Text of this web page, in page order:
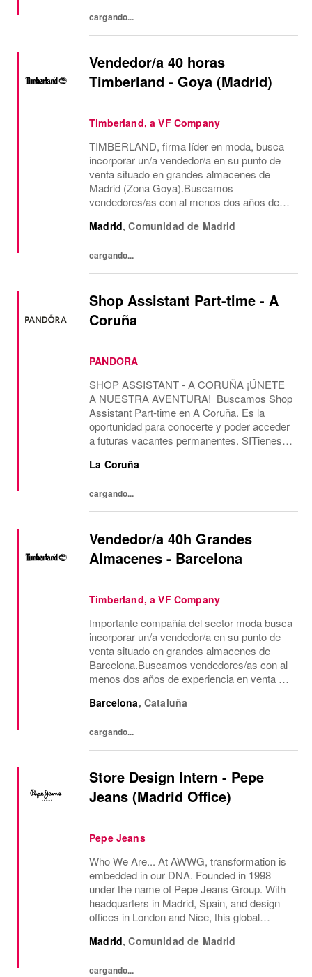
cargando...
Vendedor/a 40 horas
Timberland - Goya (Madrid)
Timberland, a VF Company
TIMBERLAND, firma líder en moda, busca
incorporar un/a vendedor/a en su punto de
venta situado en grandes almacenes de
Madrid (Zona Goya).Buscamos
vendedores/as con al menos dos años de
de objetivos comerciales, recepción de
Madrid,Comunidad de Madrid
cargando...
Shop Assistant Part-time - A
Coruña
PANDORA
SHOP ASSISTANT - A CORUÑA ¡ÚNETE
A NUESTRA AVENTURA! Buscamos Shop
Assistant Part-time en A Coruña. Es la
oportunidad para conocerte y poder acceder
a futuras vacantes permanentes. SITienes
Assistant, en marcas con un formato de
La Coruña
cargando...
Vendedor/a 40h Grandes
Almacenes - Barcelona
Timberland, a VF Company
Importante compañía del sector moda busca
incorporar un/a vendedor/a en su punto de
venta situado en grandes almacenes de
Barcelona.Buscamos vendedores/as con al
menos dos años de experiencia en venta de
comerciales, recepción de mercancía,
Barcelona, Cataluña
cargando...
Store Design Intern - Pepe
Jeans (Madrid Office)
Pepe Jeans
Who We Are... At AWWG, transformation is
embedded in our DNA. Founded in 1998
under the name of Pepe Jeans Group. With
headquarters in Madrid, Spain, and design
offices in London and Nice, this global
Pepe Jeans London, Hackett, and
Madrid,Comunidad de Madrid
cargando...